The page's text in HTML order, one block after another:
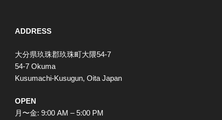
ADDRESS
大分県玖珠郡玖珠町大隈54-7
54-7 Okuma
Kusumachi-Kusugun, Oita Japan
OPEN
月〜金: 9:00 AM – 5:00 PM